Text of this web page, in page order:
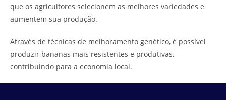
que os agricultores selecionem as melhores variedades e
aumentem sua produção.
Através de técnicas de melhoramento genético, é possível
produzir bananas mais resistentes e produtivas,
contribuindo para a economia local.